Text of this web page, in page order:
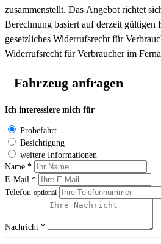
zusammenstellt. Das Angebot richtet
Berechnung basiert auf derzeit gültigen
gesetzliches Widerrufsrecht für
Widerrufsrecht für Verbraucher im
Fahrzeug anfragen
Ich interessiere mich für
Probefahrt
Besichtigung
weitere Informationen
Name *
E-Mail *
Telefon optional
Nachricht *